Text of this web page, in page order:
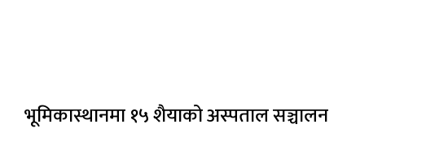
भूमिकास्थानमा १५ शैयाको अस्पताल सञ्चालन